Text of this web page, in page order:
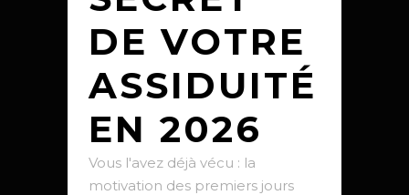
DE VOTRE
ASSIDUITÉ
EN 2026
Vous l'avez déjà vécu : la
motivation des premiers jours